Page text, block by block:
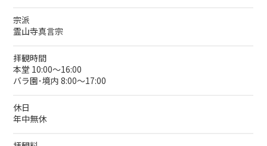
宗派
霊山寺真言宗
拝観時間
本堂 10:00～16:00
バラ園･境内 8:00～17:00
休日
年中無休